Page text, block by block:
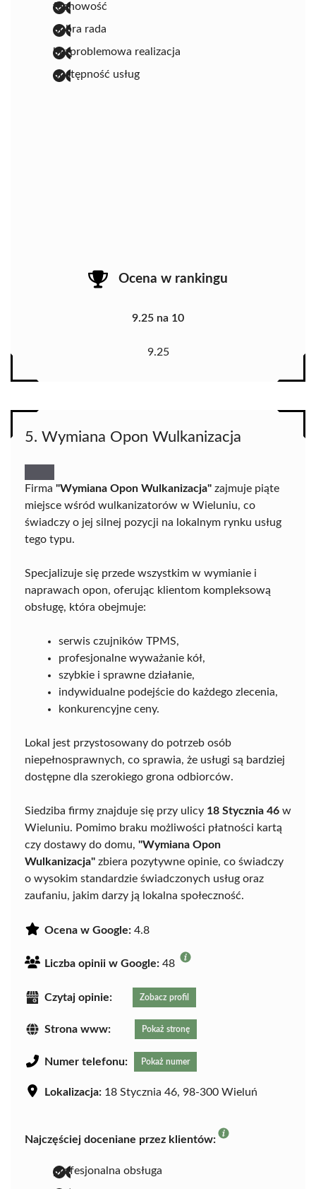
fachowość
dobra rada
bezproblemowa realizacja
dostępność usług
Ocena w rankingu
9.25 na 10
9.25
5. Wymiana Opon Wulkanizacja
Firma "Wymiana Opon Wulkanizacja" zajmuje piąte
miejsce wśród wulkanizatorów w Wieluniu, co
świadczy o jej silnej pozycji na lokalnym rynku usług
tego typu.
Specjalizuje się przede wszystkim w wymianie i
naprawach opon, oferując klientom kompleksową
obsługę, która obejmuje:
serwis czujników TPMS,
profesjonalne wyważanie kół,
szybkie i sprawne działanie,
indywidualne podejście do każdego zlecenia,
konkurencyjne ceny.
Lokal jest przystosowany do potrzeb osób
niepełnosprawnych, co sprawia, że usługi są bardziej
dostępne dla szerokiego grona odbiorców.
Siedziba firmy znajduje się przy ulicy 18 Stycznia 46 w
Wieluniu. Pomimo braku możliwości płatności kartą
czy dostawy do domu, "Wymiana Opon
Wulkanizacja" zbiera pozytywne opinie, co świadczy
o wysokim standardzie świadczonych usług oraz
zaufaniu, jakim darzy ją lokalna społeczność.
Ocena w Google: 4.8
Liczba opinii w Google: 48
Czytaj opinie: Zobacz profil
Strona www: Pokaż stronę
Numer telefonu: Pokaż numer
Lokalizacja: 18 Stycznia 46, 98-300 Wieluń
Najczęściej doceniane przez klientów:
profesjonalna obsługa